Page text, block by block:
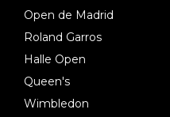
Open de Madrid
Roland Garros
Halle Open
Queen's
Wimbledon